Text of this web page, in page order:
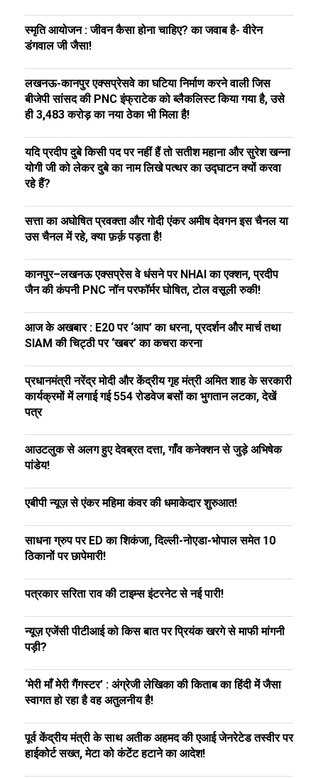
स्मृति आयोजन : जीवन कैसा होना चाहिए? का जवाब है- वीरेन
डंगवाल जी जैसा!
लखनऊ-कानपुर एक्सप्रेसवे का घटिया निर्माण करने वाली जिस
बीजेपी सांसद की PNC इंफ्राटेक को ब्लैकलिस्ट किया गया है, उसे
ही ₹3,483 करोड़ का नया ठेका भी मिला है!
यदि प्रदीप दुबे किसी पद पर नहीं हैं तो सतीश महाना और सुरेश खन्ना
योगी जी को लेकर दुबे का नाम लिखे पत्थर का उद्घाटन क्यों करवा
रहे हैं?
सत्ता का अघोषित प्रवक्ता और गोदी एंकर अमीष देवगन इस चैनल या
उस चैनल में रहे, क्या फ़र्क़ पड़ता है!
कानपुर–लखनऊ एक्सप्रेस वे धंसने पर NHAI का एक्शन, प्रदीप
जैन की कंपनी PNC नॉन परफॉर्मर घोषित, टोल वसूली रुकी!
आज के अखबार : E20 पर ‘आप’ का धरना, प्रदर्शन और मार्च तथा
SIAM की चिट्ठी पर ‘खबर’ का कचरा करना
प्रधानमंत्री नरेंद्र मोदी और केंद्रीय गृह मंत्री अमित शाह के सरकारी
कार्यक्रमों में लगाई गई 554 रोडवेज बसों का भुगतान लटका, देखें
पत्र
आउटलुक से अलग हुए देवब्रत दत्ता, गाँव कनेक्शन से जुड़े अभिषेक
पांडेय!
एबीपी न्यूज़ से एंकर महिमा कंवर की धमाकेदार शुरुआत!
साधना ग्रुप पर ED का शिकंजा, दिल्ली-नोएडा-भोपाल समेत 10
ठिकानों पर छापेमारी!
पत्रकार सरिता राव की टाइम्स इंटरनेट से नई पारी!
न्यूज़ एजेंसी पीटीआई को किस बात पर प्रियंक खरगे से माफी मांगनी
पड़ी?
‘मेरी माँ मेरी गैंगस्टर’ : अंग्रेजी लेखिका की किताब का हिंदी में जैसा
स्वागत हो रहा है वह अतुलनीय है!
पूर्व केंद्रीय मंत्री के साथ अतीक अहमद की एआई जेनरेटेड तस्वीर पर
हाईकोर्ट सख्त, मेटा को कंटेंट हटाने का आदेश!